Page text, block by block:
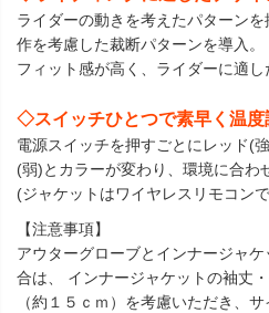
ライダーの動きを考えたパターン
作を考慮した裁断パターンを導入。
フィット感が高く、ライダーに適し
◇スイッチひとつで素早く温
電源スイッチを押すごとにレッド(
(弱)とカラーが変わり、環境に合わ
(ジャケットはワイヤレスリモコンで
【注意事項】
アウターグローブとインナージャ
合は、 インナージャケットの袖丈
（約１５ｃｍ）を考慮いただき、